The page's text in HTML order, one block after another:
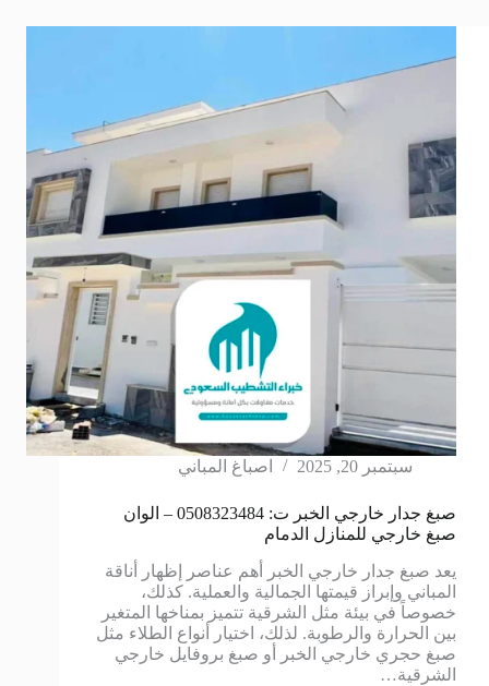
سبتمبر 20, 2025 اصباغ المباني
صبغ جدار خارجي الخبر ت: 0508323484 – الوان
صبغ خارجي للمنازل الدمام
يعد صبغ جدار خارجي الخبر أهم عناصر إظهار أناقة
المباني وإبراز قيمتها الجمالية والعملية. كذلك،
خصوصاً في بيئة مثل الشرقية تتميز بمناخها المتغير
بين الحرارة والرطوبة. لذلك، اختيار أنواع الطلاء مثل
صبغ حجري خارجي الخبر أو صبغ بروفايل خارجي
الشرقية…